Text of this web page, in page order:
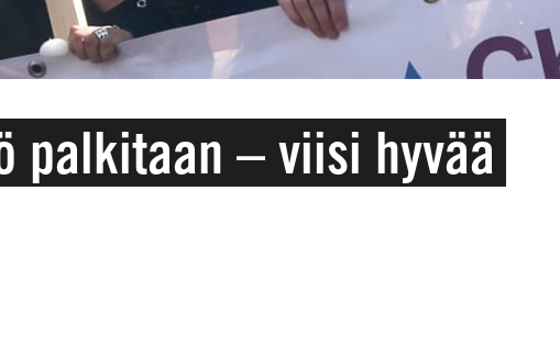
palkitaan – viisi hyvää